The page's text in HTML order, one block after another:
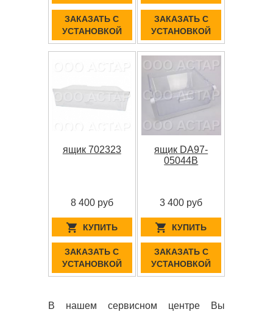
ЗАКАЗАТЬ С
УСТАНОВКОЙ
ЗАКАЗАТЬ С
УСТАНОВКОЙ
ящик 702323
8 400 руб
КУПИТЬ
ЗАКАЗАТЬ С
УСТАНОВКОЙ
ящик DA97-
05044B
3 400 руб
КУПИТЬ
ЗАКАЗАТЬ С
УСТАНОВКОЙ
В нашем сервисном центре Вы